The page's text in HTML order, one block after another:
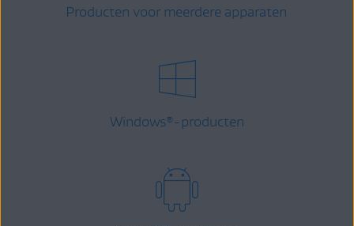
Producten voor meerdere apparaten
Windows® -producten